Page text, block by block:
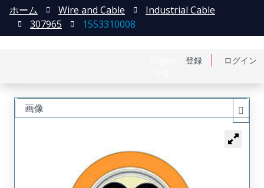
登録 ログイン
ホーム Wire and Cable
Industrial Cable
307965
1553310008
画像